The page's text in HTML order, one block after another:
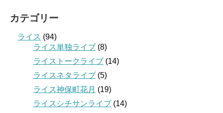
カテゴリー
ライス (94)
ライス単独ライブ (8)
ライストークライブ (14)
ライスネタライブ (5)
ライス神保町花月 (19)
ライスシチサンライブ (14)